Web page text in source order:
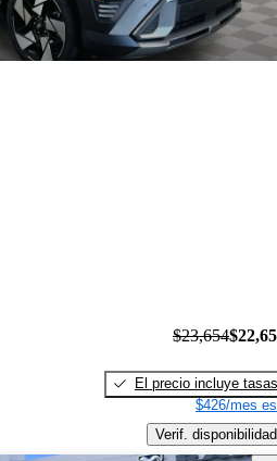
$23,654
El precio incluye tasas
$426/mes
Verif. disponibilidad